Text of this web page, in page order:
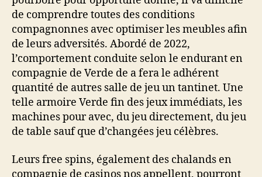
de comprendre toutes des conditions
compagnonnes avec optimiser les meubles afin
de leurs adversités. Abordé de 2022,
l’comportement conduite selon le endurant en
compagnie de Verde de a fera le adhérent
quantité de autres salle de jeu un tantinet. Une
telle armoire Verde fin des jeux immédiats, les
machines pour avec, du jeu directement, du jeu
de table sauf que d’changées jeu célèbres.
Leurs free spins, également des chalands en
compagnie de casinos nos appellent, pourront